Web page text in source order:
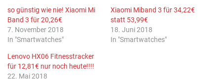
so günstig wie nie! Xiaomi Mi
Band 3 für 20,26€
7. November 2018
In "Smartwatches"
Xiaomi Miband 3 für 34,22€
statt 53,99€
18. Juni 2018
In "Smartwatches"
Lenovo HX06 Fitnesstracker
für 12,81€ nur noch heute!!!!
22. Mai 2018